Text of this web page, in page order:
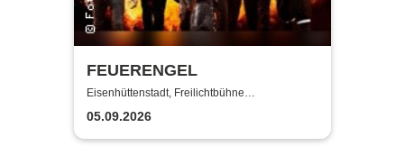
FEUERENGEL
Eisenhüttenstadt, Freilichtbühne
Eisenhüttenstadt
05.09.2026